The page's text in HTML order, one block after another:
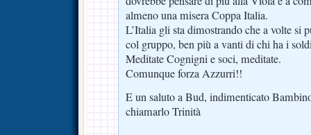
almeno una misera Coppa Italia.
L’Italia gli sta dimostrando che a volte si
col gruppo, ben più a vanti di chi ha i
Meditate Cognigni e soci, meditate.
Comunque forza Azzurri!!
E un saluto a Bud, indimenticato
chiamarlo Trinità